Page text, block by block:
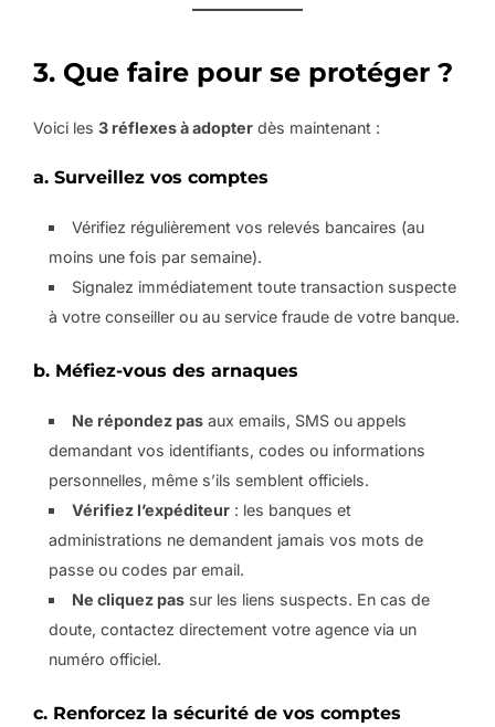
3. Que faire pour se protéger ?
Voici les 3 réflexes à adopter dès maintenant :
a. Surveillez vos comptes
Vérifiez régulièrement vos relevés bancaires (au
moins une fois par semaine).
Signalez immédiatement toute transaction suspecte
à votre conseiller ou au service fraude de votre banque.
b. Méfiez-vous des arnaques
Ne répondez pasaux emails, SMS ou appels
demandant vos identifiants, codes ou informations
personnelles, même s’ils semblent officiels.
Vérifiez l’expéditeur: les banques et
administrations ne demandent jamais vos mots de
passe ou codes par email.
Ne cliquez passur les liens suspects. En cas de
doute, contactez directement votre agence via un
numéro officiel.
c. Renforcez la sécurité de vos comptes